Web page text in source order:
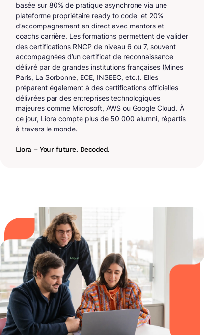
basée sur 80% de pratique asynchrone via une
plateforme propriétaire ready to code, et 20%
d’accompagnement en direct avec mentors et
coachs carrière. Les formations permettent de valider
des certifications RNCP de niveau 6 ou 7, souvent
accompagnées d’un certificat de reconnaissance
délivré par de grandes institutions françaises (Mines
Paris, La Sorbonne, ECE, INSEEC, etc.). Elles
préparent également à des certifications officielles
délivrées par des entreprises technologiques
majeures comme Microsoft, AWS ou Google Cloud. À
ce jour, Liora compte plus de 50 000 alumni, répartis
à travers le monde.
Liora – Your future. Decoded.